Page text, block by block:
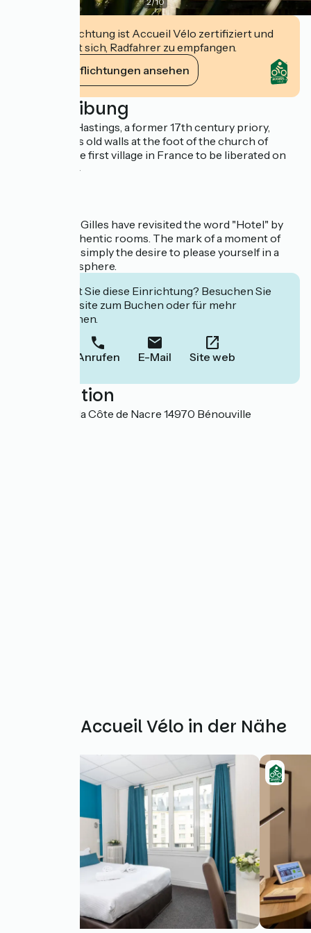
Diese Einrichtung ist Accueil Vélo zertifiziert und
verpflichtet sich, Radfahrer zu empfangen.
Ihre Verpflichtungen ansehen
Beschreibung
The Manoir' Hastings, a former 17th century priory,
stands with its old walls at the foot of the church of
Bénouville, the first village in France to be liberated on
June 5th 1944
Sandrine and Gilles have revisited the word "Hotel" by
imagining authentic rooms. The mark of a moment of
happiness or simply the desire to please yourself in a
friendly atmosphere.
Interessiert Sie diese Einrichtung? Besuchen Sie
deren Website zum Buchen oder für mehr
Informationen.
Anrufen E-Mail Site web
Localisation
18 avenue de la Côte de Nacre 14970 Bénouville
Weitere Accueil Vélo in der Nähe